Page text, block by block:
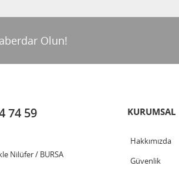
Olun!
74 59
Nilüfer / BURSA
KURUMSAL
Hakkımızda
Güvenlik